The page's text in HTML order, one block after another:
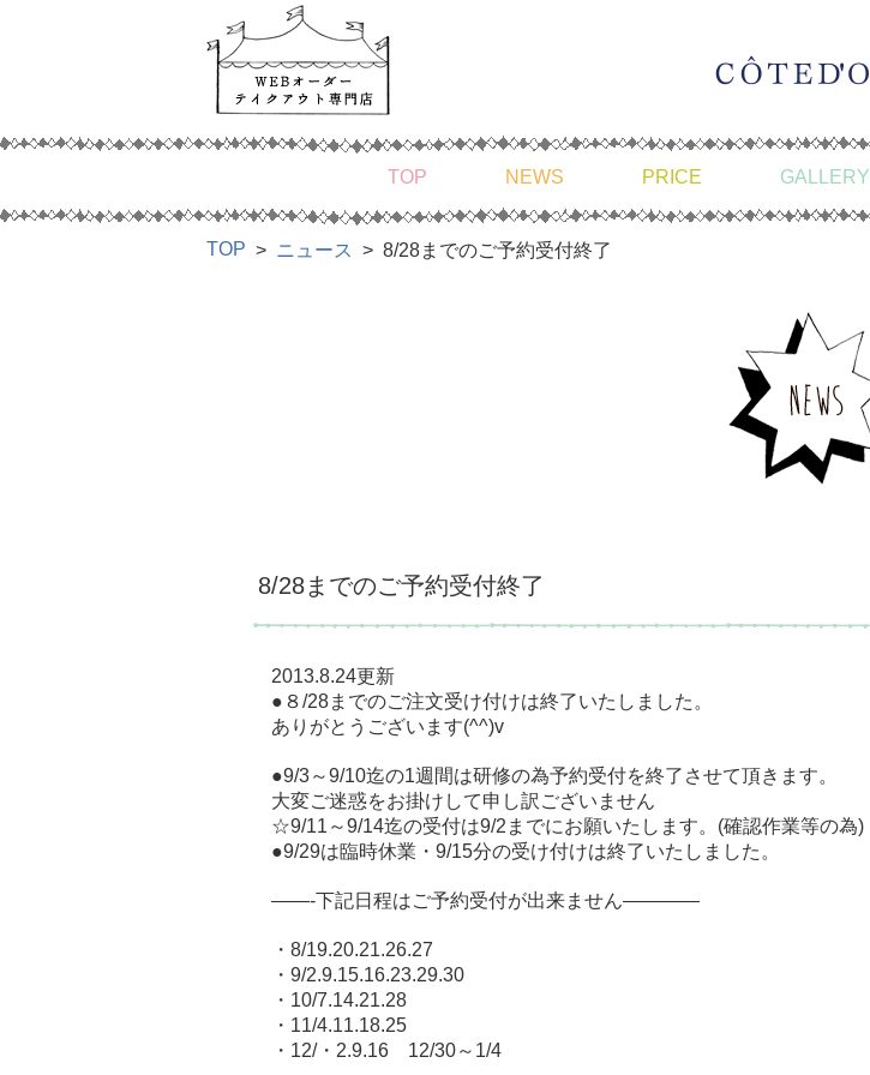
TOP NEWS PRICE GALLERY
TOP ニュース 8/28までのご予約受付終了
8/28までのご予約受付終了
2013.8.24更新
●８/28までのご注文受け付けは終了いたしました。
ありがとうございます(^^)v
●9/3～9/10迄の1週間は研修の為予約受付を終了させて頂きます。
大変ご迷惑をお掛けして申し訳ございません
☆9/11～9/14迄の受付は9/2までにお願いたします。(確認作業等の為)
●9/29は臨時休業・9/15分の受け付けは終了いたしました。
——-下記日程はご予約受付が出来ません————
・8/19.20.21.26.27
・9/2.9.15.16.23.29.30
・10/7.14.21.28
・11/4.11.18.25
・12/・2.9.16 12/30～1/4